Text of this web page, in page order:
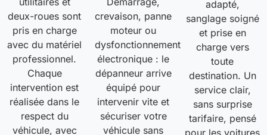
deux-roues sont
pris en charge
avec du matériel
professionnel.
Chaque
intervention est
réalisée dans le
respect du
véhicule, avec
crevaison, panne
moteur ou
dysfonctionnement
électronique : le
dépanneur arrive
équipé pour
intervenir vite et
sécuriser votre
véhicule sans
adapté,
sanglage soigné
et prise en
charge vers
toute
destination. Un
service clair,
sans surprise
tarifaire, pensé